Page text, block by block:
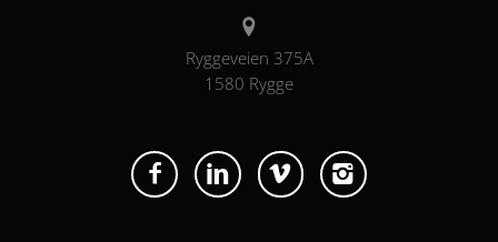
Ryggeveien 375A
1580 Rygge